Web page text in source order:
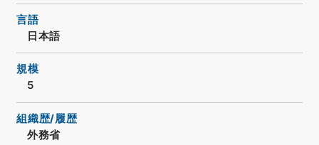
言語
日本語
規模
5
組織歴/履歴
外務省